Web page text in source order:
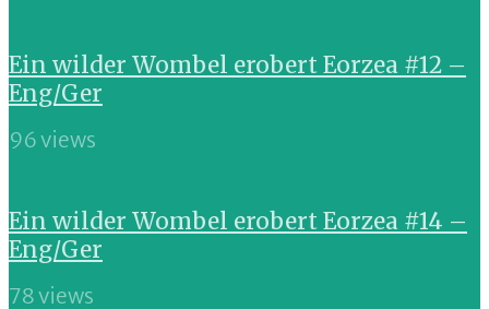
Ein wilder Wombel erobert Eorzea #12 –
Eng/Ger
96 views
Ein wilder Wombel erobert Eorzea #14 –
Eng/Ger
78 views